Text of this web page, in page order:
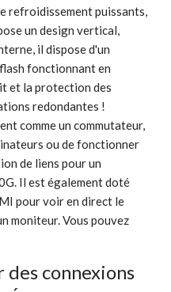
refroidissement puissants,
un design vertical,
il dispose d'un
fonctionnant en
et la protection des
redondantes !
comme un commutateur,
ou de fonctionner
de liens pour un
Il est également doté
pour voir en direct le
moniteur. Vous pouvez
connexions